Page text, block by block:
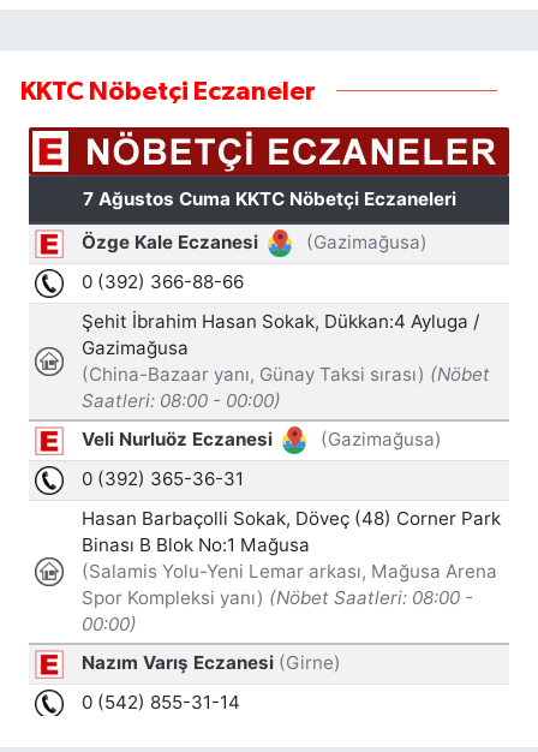
KKTC Nöbetçi Eczaneler